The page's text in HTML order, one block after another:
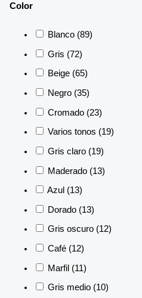
Color
Blanco (89)
Gris (72)
Beige (65)
Negro (35)
Cromado (23)
Varios tonos (19)
Gris claro (19)
Maderado (13)
Azul (13)
Dorado (13)
Gris oscuro (12)
Café (12)
Marfil (11)
Gris medio (10)